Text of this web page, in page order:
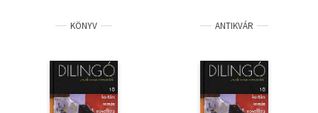
Tankönyv, segédkönyv
Társadalomtudomány
Természettudomány
KÖNYV ANTIKVÁR